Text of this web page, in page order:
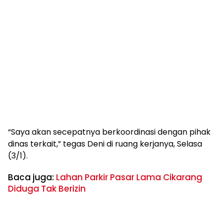
“Saya akan secepatnya berkoordinasi dengan pihak
dinas terkait,” tegas Deni di ruang kerjanya, Selasa
(3/1).
Baca juga: Lahan Parkir Pasar Lama Cikarang
Diduga Tak Berizin